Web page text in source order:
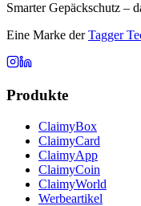
Smarter Gepäckschutz –
Eine Marke derTagger
Produkte
ClaimyBox
ClaimyCard
ClaimyApp
ClaimyCoin
ClaimyWorld
Werbeartikel